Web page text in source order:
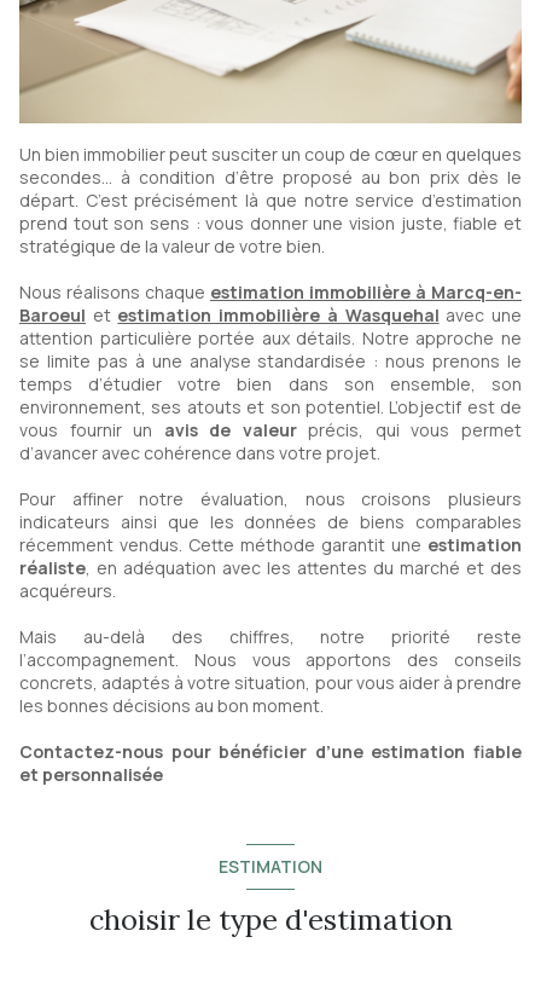
Un bien immobilier peut susciter un coup de cœur en quelques
secondes… à condition d’être proposé au bon prix dès le
départ. C’est précisément là que notre service d’estimation
prend tout son sens : vous donner une vision juste, fiable et
stratégique de la valeur de votre bien.
Nous réalisons chaque estimation immobilière à Marcq-en-
Baroeul et estimation immobilière à Wasquehal avec une
attention particulière portée aux détails. Notre approche ne
se limite pas à une analyse standardisée : nous prenons le
temps d’étudier votre bien dans son ensemble, son
environnement, ses atouts et son potentiel. L’objectif est de
vous fournir un avis de valeurprécis, qui vous permet
d’avancer avec cohérence dans votre projet.
Pour affiner notre évaluation, nous croisons plusieurs
indicateurs ainsi que les données de biens comparables
récemment vendus. Cette méthode garantit une estimation
réaliste, en adéquation avec les attentes du marché et des
acquéreurs.
Mais au-delà des chiffres, notre priorité reste
l’accompagnement. Nous vous apportons des conseils
concrets, adaptés à votre situation, pour vous aider à prendre
les bonnes décisions au bon moment.
Contactez-nous pour bénéficier d’une estimation fiable
et personnalisée
ESTIMATION
choisir le type d'estimation